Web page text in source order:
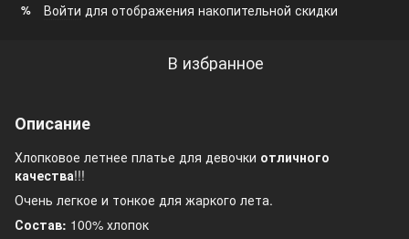
% Войти для отображения накопительной скидки
В избранное
Описание
Хлопковое летнее платье для девочки отличного
качества!!!
Очень легкое и тонкое для жаркого лета.
Состав: 100% хлопок